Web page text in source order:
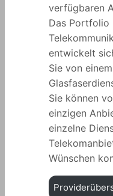
verfügbaren
Das Portfolio
entwickelt
Sie von
Sie können
einzigen
einzelne
Wünschen